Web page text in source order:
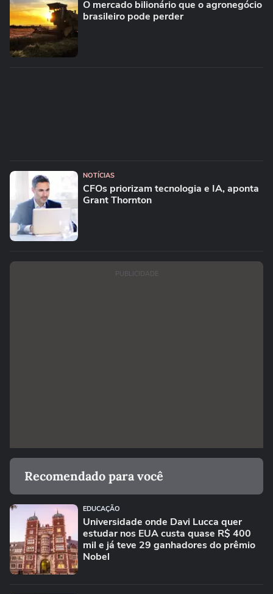
O mercado bilionário que o agronegócio
brasileiro pode perder
NOTÍCIAS
CFOs priorizam tecnologia e IA, aponta
Grant Thornton
PUBLICIDADE
Recomendado para você
EDUCAÇÃO
Universidade onde Davi Lucca quer
estudar nos EUA custa quase R$ 400
mil e já teve 29 ganhadores do prêmio
Nobel